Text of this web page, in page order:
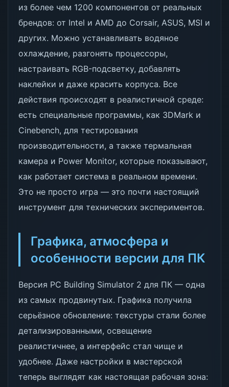
из более чем 1200 компонентов от реальных
брендов: от Intel и AMD до Corsair, ASUS, MSI и
других. Можно устанавливать водяное
охлаждение, разгонять процессоры,
настраивать RGB-подсветку, добавлять
наклейки и даже красить корпуса. Все
действия происходят в реалистичной среде:
есть специальные программы, как 3DMark и
Cinebench, для тестирования
производительности, а также термальная
камера и Power Monitor, которые показывают,
как работает система в реальном времени.
Это не просто игра — это почти настоящий
инструмент для технических экспериментов.
Графика, атмосфера и
особенности версии для ПК
Версия PC Building Simulator 2 для ПК — одна
из самых продвинутых. Графика получила
серьёзное обновление: текстуры стали более
детализированными, освещение
реалистичнее, а интерфейс стал чище и
удобнее. Даже настройки в мастерской
теперь выглядят как настоящая рабочая зона: